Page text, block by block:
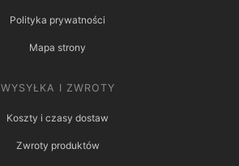
Polityka prywatności
Mapa strony
WYSYŁKA I ZWROTY
Koszty i czasy dostaw
Zwroty produktów